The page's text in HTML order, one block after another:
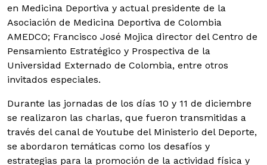
en Medicina Deportiva y actual presidente de la
Asociación de Medicina Deportiva de Colombia
AMEDCO; Francisco José Mojica director del Centro de
Pensamiento Estratégico y Prospectiva de la
Universidad Externado de Colombia, entre otros
invitados especiales.
Durante las jornadas de los días 10 y 11 de diciembre
se realizaron las charlas, que fueron transmitidas a
través del canal de Youtube del Ministerio del Deporte,
se abordaron temáticas como los desafíos y
estrategias para la promoción de la actividad física y